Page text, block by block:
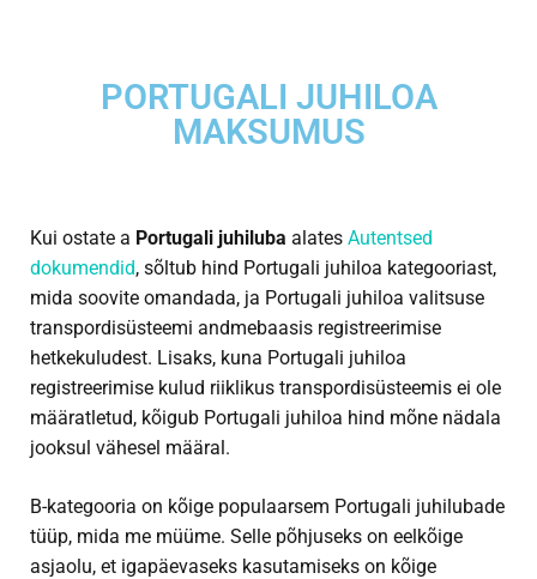
PORTUGALI JUHILOA
MAKSUMUS
Kui ostate a Portugali juhiluba alates Autentsed
dokumendid, sõltub hind Portugali juhiloa kategooriast,
mida soovite omandada, ja Portugali juhiloa valitsuse
transpordisüsteemi andmebaasis registreerimise
hetkekuludest. Lisaks, kuna Portugali juhiloa
registreerimise kulud riiklikus transpordisüsteemis ei ole
määratletud, kõigub Portugali juhiloa hind mõne nädala
jooksul vähesel määral.
B-kategooria on kõige populaarsem Portugali juhilubade
tüüp, mida me müüme. Selle põhjuseks on eelkõige
asjaolu, et igapäevaseks kasutamiseks on kõige